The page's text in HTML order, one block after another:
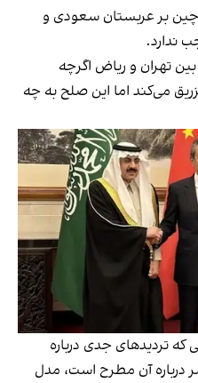
چین بر عربستان سعودی و
ندارد.
تهران و ریاض اگرچه
می‌کند اما این صلح به چه
تردیدهای جدی درباره
درباره آن مطرح است، مدل